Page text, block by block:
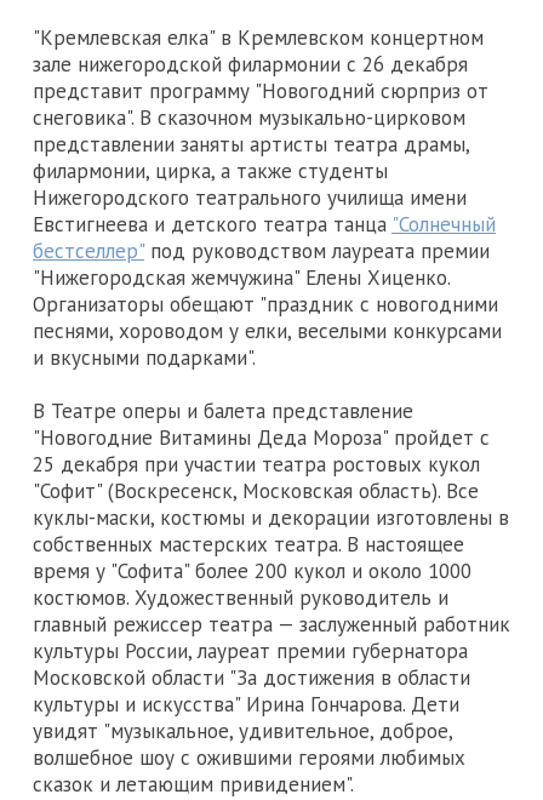
"Кремлевская елка" в Кремлевском концертном
зале нижегородской филармонии с 26 декабря
представит программу "Новогодний сюрприз от
снеговика". В сказочном музыкально-цирковом
представлении заняты артисты театра драмы,
филармонии, цирка, а также студенты
Нижегородского театрального училища имени
Евстигнеева и детского театра танца "Солнечный
бестселлер"под руководством лауреата премии
"Нижегородская жемчужина" Елены Хиценко.
Организаторы обещают "праздник с новогодними
песнями, хороводом у елки, веселыми конкурсами
и вкусными подарками".
В Театре оперы и балета представление
"Новогодние Витамины Деда Мороза" пройдет с
25 декабря при участии театра ростовых кукол
"Софит" (Воскресенск, Московская область). Все
куклы-маски, костюмы и декорации изготовлены в
собственных мастерских театра. В настоящее
время у "Софита" более 200 кукол и около 1000
костюмов. Художественный руководитель и
главный режиссер театра — заслуженный работник
культуры России, лауреат премии губернатора
Московской области "За достижения в области
культуры и искусства" Ирина Гончарова. Дети
увидят "музыкальное, удивительное, доброе,
волшебное шоу с ожившими героями любимых
сказок и летающим привидением".